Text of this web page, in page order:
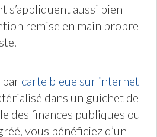
s’appliquent aussi bien
remise en main propre
par carte bleue sur internet
dans un guichet de
des finances publiques ou
vous bénéficiez d’un